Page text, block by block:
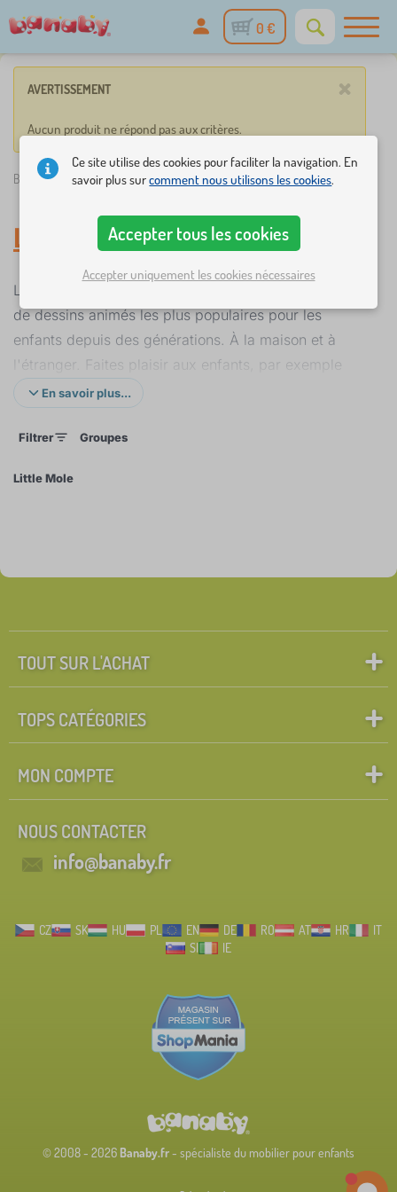
0 €
×
AVERTISSEMENT
Aucun produit ne répond pas aux critères.
Banaby.fr »Little Mole
Little Mole
La taupe de Zdeněk Miler est l'un des personnages
de dessins animés les plus populaires pour les
enfants depuis des générations. À la maison et à
l'étranger. Faites plaisir aux enfants, par exemple
avec de la literie, des décorations ou des jouets avec
En savoir plus...
Filtrer Groupes
FILTRATION
Little Mole
TOUT SUR L'ACHAT
TOPS CATÉGORIES
MON COMPTE
NOUS CONTACTER
info@banaby.fr
CZ SK HU PL EN DE RO AT HR
IT
SI
IE
© 2008 - 2026 Banaby.fr- spécialiste du mobilier pour enfants
Ce site utilise des cookies pour faciliter la navigation. En
savoir plus surcomment nous utilisons les cookies.
Accepter tous les cookies
Accepter uniquement les cookies nécessaires